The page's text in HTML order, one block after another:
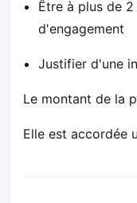
Être à plus de
d'engagement
Justifier d'une
Le montant de la
Elle est accordée